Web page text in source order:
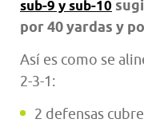
sub-9 y sub-10
por 40 yardas y
Así es como se
2-3-1:
2 defensas